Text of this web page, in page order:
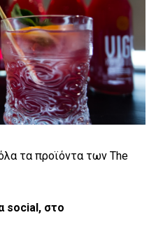
τα προϊόντα των The
social, στο